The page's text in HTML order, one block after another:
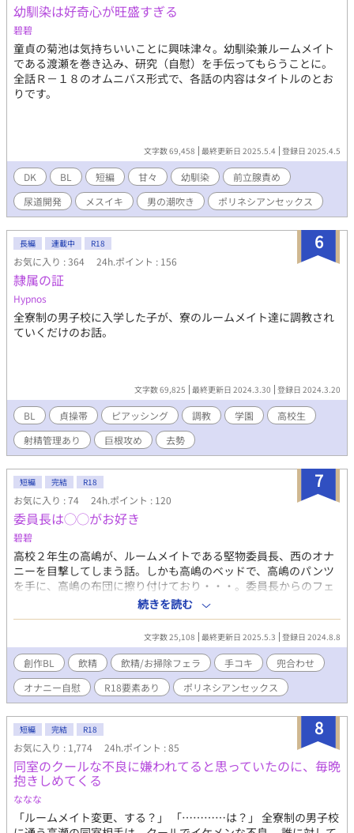
幼馴染は好奇心が旺盛すぎる
碧碧
童貞の菊池は気持ちいいことに興味津々。幼馴染兼ルームメイト
である渡瀬を巻き込み、研究（自慰）を手伝ってもらうことに。
全話Ｒ－１８のオムニバス形式で、各話の内容はタイトルのとお
りです。
文字数 69,458 最終更新日 2025.5.4 登録日 2025.4.5
DK BL 短編 甘々 幼馴染
前立腺責め
尿道開発
メスイキ 男の潮吹き ポリネシアンセックス
6
長編 連載中 R18
お気に入り : 364 24h.ポイント : 156
隷属の証
Hypnos
全寮制の男子校に入学した子が、寮のルームメイト達に調教され
ていくだけのお話。
文字数 69,825 最終更新日 2024.3.30 登録日 2024.3.20
BL 貞操帯 ピアッシング 調教 学園
高校生
射精管理あり
巨根攻め 去勢
7
短編 完結 R18
お気に入り : 74 24h.ポイント : 120
委員長は◯◯がお好き
碧碧
高校２年生の高嶋が、ルームメイトである堅物委員長、西のオナ
ニーを目撃してしまう話。しかも高嶋のベッドで、高嶋のパンツ
を手に、高嶋の布団に擦り付けており・・・。委員長からのフェ
ラ、飲精メインです。本番なし。手コキ、兜合わせ、亀頭責めあ
り。番外編は付き合ってしばらく経った後のポリネシアンセック
続きを読む
文字数 25,108 最終更新日 2025.5.3 登録日 2024.8.8
創作BL 飲精 飲精/お掃除フェラ 手コキ
兜合わせ
オナニー自慰
R18要素あり ポリネシアンセックス
8
短編 完結 R18
お気に入り : 1,774 24h.ポイント : 85
同室のクールな不良に嫌われてると思っていたのに、毎晩
抱きしめてくる
ななな
「ルームメイト変更、する？」 「…………は？」 全寮制の男子校